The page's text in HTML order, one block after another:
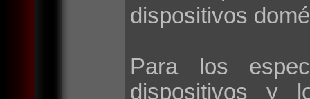
dispositivos
Para los
dispositivos y